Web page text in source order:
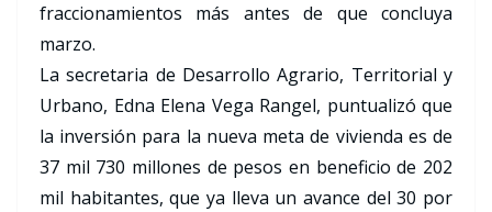
fraccionamientos más antes de que concluya
marzo.
La secretaria de Desarrollo Agrario, Territorial y
Urbano, Edna Elena Vega Rangel, puntualizó que
la inversión para la nueva meta de vivienda es de
37 mil 730 millones de pesos en beneficio de 202
mil habitantes, que ya lleva un avance del 30 por